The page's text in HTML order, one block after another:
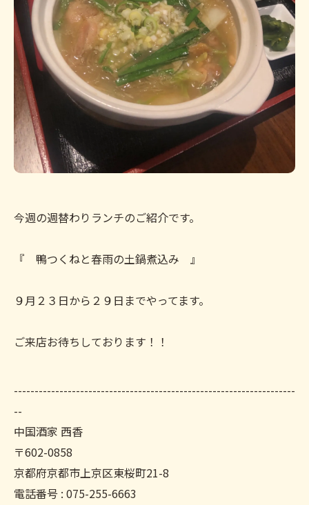
今週の週替わりランチのご紹介です。
『 鴨つくねと春雨の土鍋煮込み 』
９月２３日から２９日までやってます。
ご来店お待ちしております！！
--------------------------------------------------------------------
--
中国酒家 西香
〒602-0858
京都府京都市上京区東桜町21-8
電話番号 : 075-255-6663